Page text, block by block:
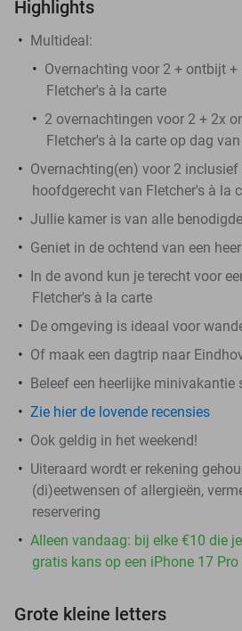
Highlights
Multideal:
Overnachting voor 2 + ontbijt
Fletcher's à la carte
2 overnachtingen voor 2 + 2x
Fletcher's à la carte op dag
Overnachting(en) voor 2
hoofdgerecht van Fletcher's à la
Jullie kamer is van alle
Geniet in de ochtend van een
In de avond kun je terecht voor
Fletcher's à la carte
De omgeving is ideaal voor
Of maak een dagtrip naar
Beleef een heerlijke minivakantie
Zie hier de lovende recensies
Ook geldig in het weekend!
Uiteraard wordt er rekening
(di)eetwensen of allergieën,
reservering
Alleen vandaag: bij elke €10 die
gratis kans op een iPhone 17 Pro
Grote kleine letters